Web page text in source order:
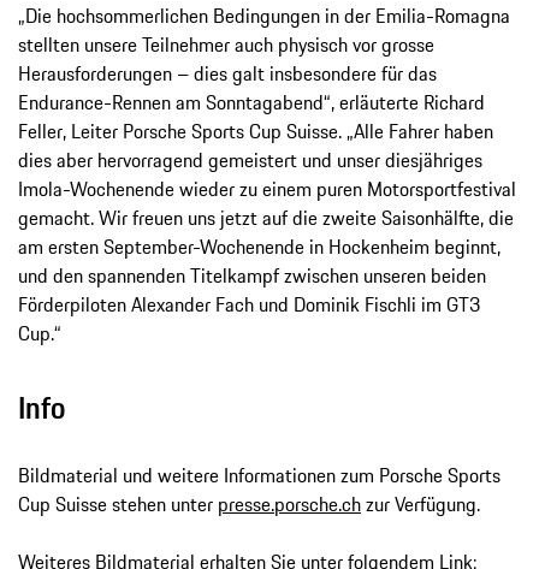
„Die hochsommerlichen Bedingungen in der Emilia-Romagna
stellten unsere Teilnehmer auch physisch vor grosse
Herausforderungen – dies galt insbesondere für das
Endurance-Rennen am Sonntagabend“, erläuterte Richard
Feller, Leiter Porsche Sports Cup Suisse. „Alle Fahrer haben
dies aber hervorragend gemeistert und unser diesjähriges
Imola-Wochenende wieder zu einem puren Motorsportfestival
gemacht. Wir freuen uns jetzt auf die zweite Saisonhälfte, die
am ersten September-Wochenende in Hockenheim beginnt,
und den spannenden Titelkampf zwischen unseren beiden
Förderpiloten Alexander Fach und Dominik Fischli im GT3
Cup.“
Info
Bildmaterial und weitere Informationen zum Porsche Sports
Cup Suisse stehen unter presse.porsche.chzur Verfügung.
Weiteres Bildmaterial erhalten Sie unter folgendem Link: